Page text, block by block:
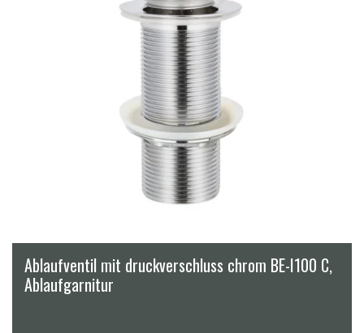
Ablaufventil mit druckverschluss chrom BE-I100 C,
Ablaufgarnitur